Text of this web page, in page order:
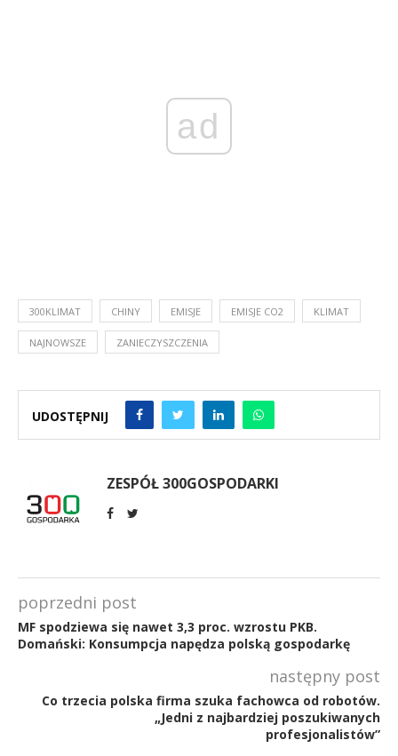
ad
300KLIMAT CHINY EMISJE EMISJE CO2 KLIMAT
NAJNOWSZE ZANIECZYSZCZENIA
UDOSTĘPNIJ
ZESPÓŁ 300GOSPODARKI
poprzedni post
MF spodziewa się nawet 3,3 proc. wzrostu PKB.
Domański: Konsumpcja napędza polską gospodarkę
następny post
Co trzecia polska firma szuka fachowca od robotów.
„Jedni z najbardziej poszukiwanych
profesjonalistów”